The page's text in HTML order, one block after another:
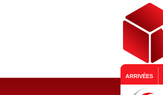
ARRIVÉES